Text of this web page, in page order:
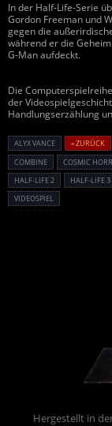
In der Half-Life-Serie
Gordon Freeman und
gegen die
während er die
G-Man aufdeckt.
Die
der
Handlungserzählung
ALYX VANCE « ZURÜCK
COMBINE
COSMIC
HALF-LIFE 2
HALF-LIFE 3
VIDEOSPIEL
Hergestellt in